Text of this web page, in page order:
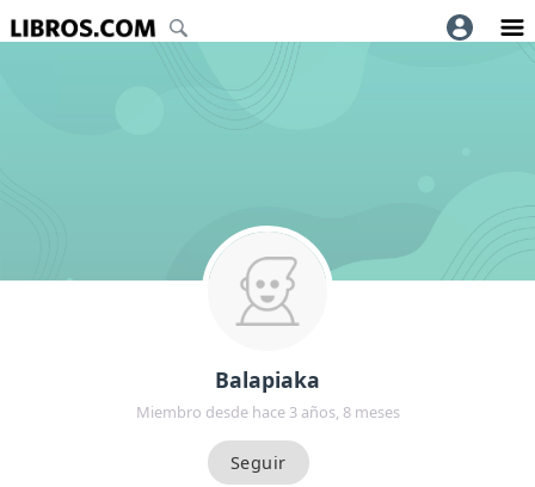
Balapiaka
Miembro desde hace 3 años, 8 meses